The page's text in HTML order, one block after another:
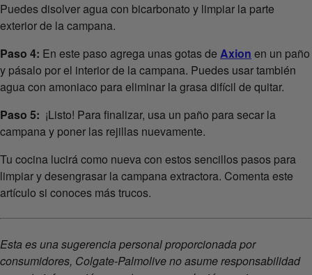
Puedes disolver agua con bicarbonato y limpiar la parte
exterior de la campana.
Paso 4: En este paso agrega unas gotas de Axion en un paño
y pásalo por el interior de la campana. Puedes usar también
agua con amoniaco para eliminar la grasa difícil de quitar.
Paso 5: ¡Listo! Para finalizar, usa un paño para secar la
campana y poner las rejillas nuevamente.
Tu cocina lucirá como nueva con estos sencillos pasos para
limpiar y desengrasar la campana extractora. Comenta este
artículo si conoces más trucos.
Esta es una sugerencia personal proporcionada por
consumidores, Colgate-Palmolive no asume responsabilidad